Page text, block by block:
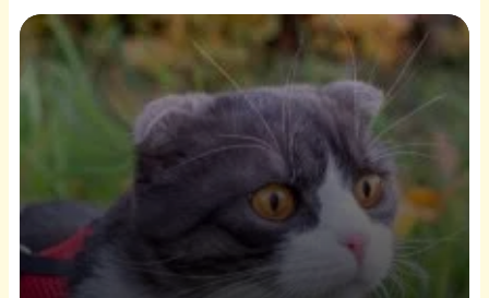
comprendre les implications pour votre
sommeil et votre santé